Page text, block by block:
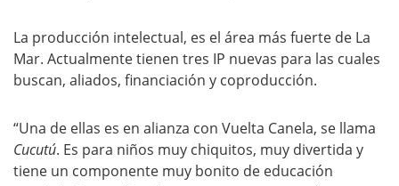
La producción intelectual, es el área más fuerte de La
Mar. Actualmente tienen tres IP nuevas para las cuales
buscan, aliados, financiación y coproducción.
“Una de ellas es en alianza con Vuelta Canela, se llama
Cucutú. Es para niños muy chiquitos, muy divertida y
tiene un componente muy bonito de educación